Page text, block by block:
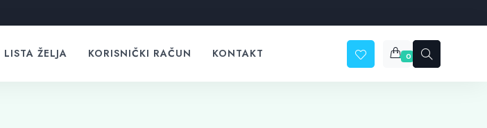
LISTA ŽELJA KORISNIČKI RAČUN KONTAKT 0